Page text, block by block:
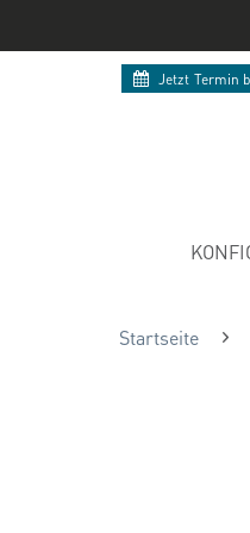
Jetzt Termin
Startseite